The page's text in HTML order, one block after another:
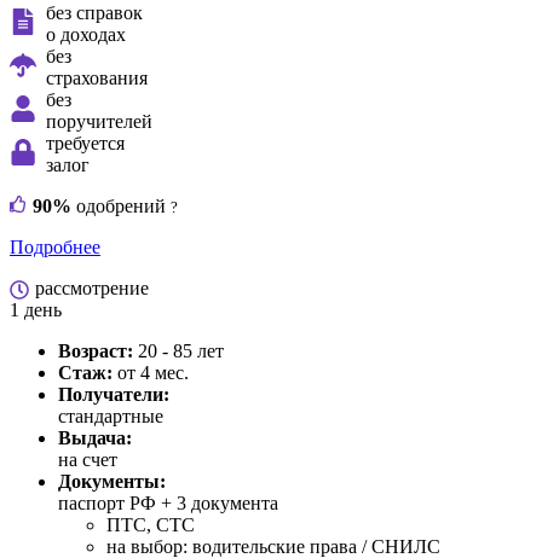
без справок
о доходах
без
страхования
без
поручителей
требуется
залог
90% одобрений ?
Подробнее
рассмотрение
1 день
Возраст: 20 - 85 лет
Стаж: от 4 мес.
Получатели:
стандартные
Выдача:
на счет
Документы:
паспорт РФ + 3 документа
ПТС, СТС
на выбор: водительские права / СНИЛС